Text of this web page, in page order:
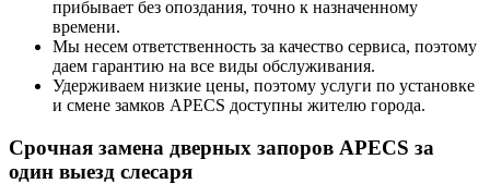
прибывает без опоздания, точно к назначенному
времени.
Мы несем ответственность за качество сервиса, поэтому
даем гарантию на все виды обслуживания.
Удерживаем низкие цены, поэтому услуги по установке
и смене замков APECS доступны жителю города.
Срочная замена дверных запоров APECS за
один выезд слесаря